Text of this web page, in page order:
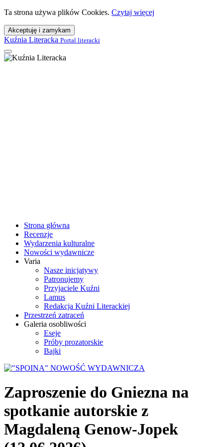
Ta strona używa plików Cookies. Czytaj więcej
Akceptuję i zamykam
Kuźnia Literacka Portal literacki
Strona główna
Recenzje
Wydarzenia kulturalne
Nowości wydawnicze
Varia
Nasze inicjatywy
Patronujemy
Przyjaciele Kuźni
Lamus
Redakcja Kuźni Literackiej
Przestrzeń zatraceń
Galeria osobliwości
Eseje
Próby prozatorskie
Bajki
Zaproszenie do Gniezna na
spotkanie autorskie z
Magdaleną Genow-Jopek